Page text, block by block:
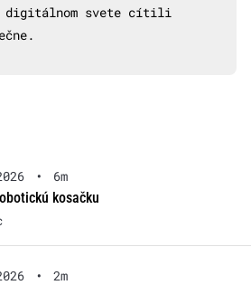
digitálnom svete cítili
•
6m
kosačku
•
2m